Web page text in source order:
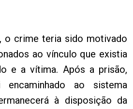
o crime teria sido motivado
ao vínculo que existia
e a vítima. Após a prisão,
ao sistema
à disposição da